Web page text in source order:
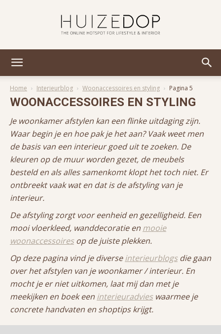
Home Interieurblog Woonaccessoires en styling Pagina 5
WOONACCESSOIRES EN STYLING
Je woonkamer afstylen kan een flinke uitdaging zijn.
Waar begin je en hoe pak je het aan? Vaak weet men
de basis van een interieur goed uit te zoeken. De
kleuren op de muur worden gezet, de meubels
besteld en als alles samenkomt klopt het toch niet. Er
ontbreekt vaak wat en dat is de afstyling van je
interieur.
De afstyling zorgt voor eenheid en gezelligheid. Een
mooi vloerkleed, wanddecoratie en mooie
woonaccessoiresop de juiste plekken.
Op deze pagina vind je diverseinterieurblogsdie gaan
over het afstylen van je woonkamer / interieur. En
mocht je er niet uitkomen, laat mij dan met je
meekijken en boek een interieuradvieswaarmee je
concrete handvaten en shoptips krijgt.